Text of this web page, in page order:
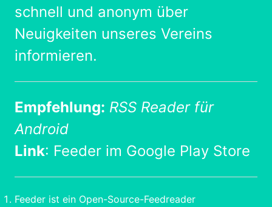
schnell und anonym über
Neuigkeiten unseres Vereins
informieren.
Empfehlung: RSS Reader für
Android
Link: Feeder im Google Play Store
Feeder ist ein Open-Source-Feedreader